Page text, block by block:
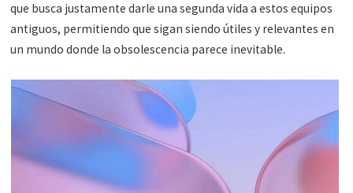
que busca justamente darle una segunda vida a estos equipos
antiguos, permitiendo que sigan siendo útiles y relevantes en
un mundo donde la obsolescencia parece inevitable.